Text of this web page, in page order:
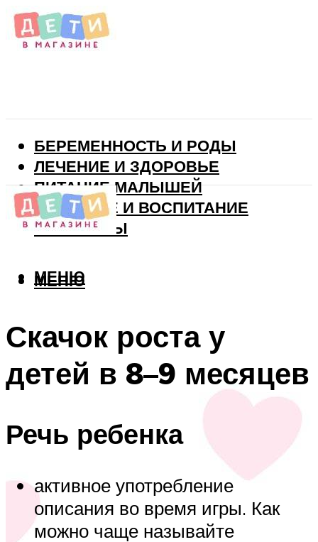
БЕРЕМЕННОСТЬ И РОДЫ
ЛЕЧЕНИЕ И ЗДОРОВЬЕ
ПИТАНИЕ МАЛЫШЕЙ
РАЗВИТИЕ И ВОСПИТАНИЕ
ВИТАМИНЫ
МЕНЮ
МЕНЮ
Скачок роста у
детей в 8–9 месяцев
Речь ребенка
активное употребление
описания во время игры. Как
можно чаще называйте